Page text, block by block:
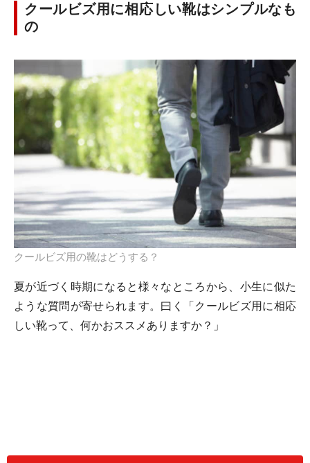
クールビズ用に相応しい靴はシンプルなも
の
クールビズ用の靴はどうする？
夏が近づく時期になると様々なところから、小生に似た
ような質問が寄せられます。曰く「クールビズ用に相応
しい靴って、何かおススメありますか？」